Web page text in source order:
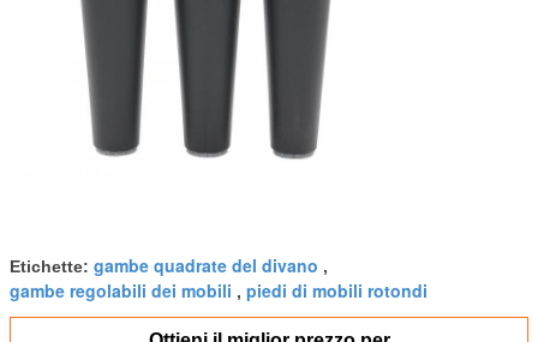
Etichette: gambe quadrate del divano ,
gambe regolabili dei mobili , piedi di mobili rotondi